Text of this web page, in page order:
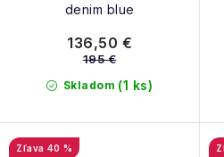
denim blue
Skladom (1 ks)
136,50 €
195 €
40 %